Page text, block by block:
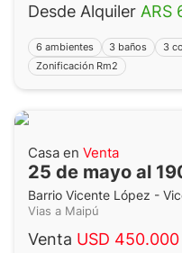
Desde Alquiler ARS
6 ambientes 3 baños 3
Zonificación Rm2
Casa enVenta
25 de mayo al
Barrio Vicente López -
Vias a Maipú
Venta USD 450.000